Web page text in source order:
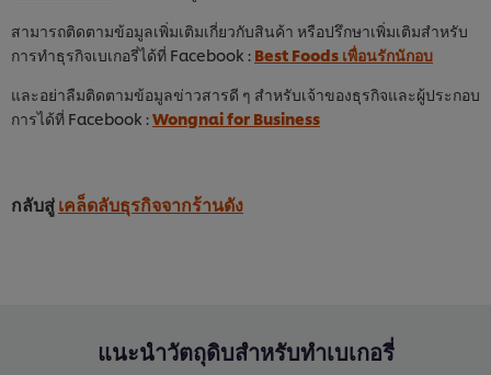
สามารถติดตามข้อมูลเพิ่มเติมเกี่ยวกับสินค้า หรือปรึกษาเพิ่มเติมสำหรับ
การทำธุรกิจเบเกอรี่ได้ที่ Facebook : Best Foods เพื่อนรักนักอบ
และอย่าลืมติดตามข้อมูลข่าวสารดี ๆ สำหรับเจ้าของธุรกิจและผู้ประกอบ
การได้ที่ Facebook :Wongnai for Business
กลับสู่เคล็ดลับธุรกิจจากร้านดัง
แนะนำวัตถุดิบสำหรับทำเบเกอรี่